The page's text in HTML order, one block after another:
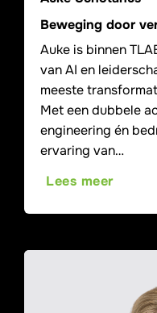
Beweging door
Auke is binnen
van AI en
meeste
Met een dubbele
engineering én
ervaring van…
Lees meer